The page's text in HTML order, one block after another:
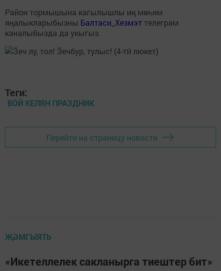
Район тормышына кагылышлы иң мөһим
яңалыкларыбызны Балтаси_Хезмэт телеграм
каналыбызда да укыгыз.
Теги:
ВӦЙ КЕЛЯН ПРАЗДНИК
Перейти на страницу новости
ҖӘМГЫЯТЬ
«Икетеллелек сакланырга тиештер бит»